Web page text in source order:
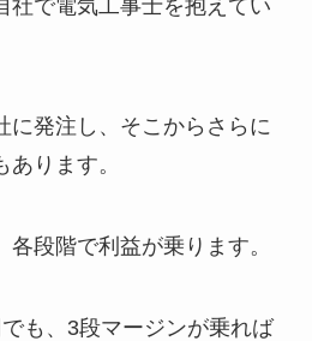
社で電気工事士を抱えてい
に発注し、そこからさらに
ります。
段階で利益が乗ります。
も、3段マージンが乗れば